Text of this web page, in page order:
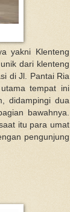
yakni Klenteng
dari klenteng
di Jl. Pantai Ria
tempat ini
didampingi dua
bawahnya.
itu para umat
pengunjung